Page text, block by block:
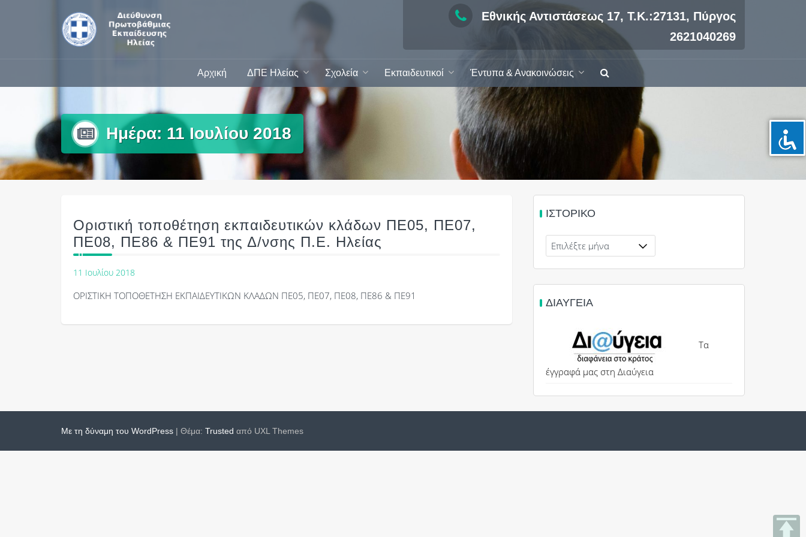
Εθνικής Αντιστάσεως 17, Τ.Κ.:27131, Πύργος
2621040269
Αρχική ΔΠΕ Ηλείας Σχολεία Εκπαιδευτικοί Έντυπα & Ανακοινώσεις
Ημέρα: 11 Ιουλίου 2018
Οριστική τοποθέτηση εκπαιδευτικών κλάδων ΠΕ05, ΠΕ07,
ΠΕ08, ΠΕ86 & ΠΕ91 της Δ/νσης Π.Ε. Ηλείας
11 Ιουλίου 2018
ΟΡΙΣΤΙΚΗ ΤΟΠΟΘΕΤΗΣΗ ΕΚΠΑΙΔΕΥΤΙΚΩΝ ΚΛΑΔΩΝ ΠΕ05, ΠΕ07, ΠΕ08, ΠΕ86 & ΠΕ91
ΙΣΤΟΡΙΚΌ
Ιστορικό
ΔΙΑΎΓΕΙΑ
Τα
έγγραφά μας στη Διαύγεια
Με τη δύναμη του WordPress | Θέμα: Trusted από UXL Themes